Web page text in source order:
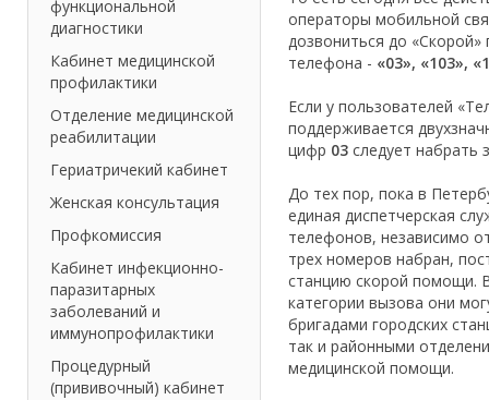
операторы мобильной
дозвониться до
телефона - «03», «103»,
Если у пользователей
поддерживается
цифр 03следует набрать
До тех пор, пока в
единая диспетчерская
телефонов, независимо
трех номеров набран,
станцию скорой помощи.
категории вызова они
бригадами городских
так и районными
медицинской помощи.
функциональной
диагностики
Кабинет медицинской
профилактики
Отделение медицинской
реабилитации
Гериатричекий кабинет
Женская консультация
Профкомиссия
Кабинет инфекционно-
паразитарных
заболеваний и
иммунопрофилактики
Процедурный
(прививочный) кабинет